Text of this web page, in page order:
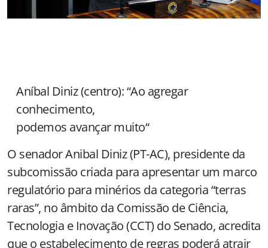
Aníbal Diniz (centro): “Ao agregar
conhecimento,
podemos avançar muito“
O senador Anibal Diniz (PT-AC), presidente da
subcomissão criada para apresentar um marco
regulatório para minérios da categoria “terras
raras”, no âmbito da Comissão de Ciência,
Tecnologia e Inovação (CCT) do Senado, acredita
que o estabelecimento de regras poderá atrair